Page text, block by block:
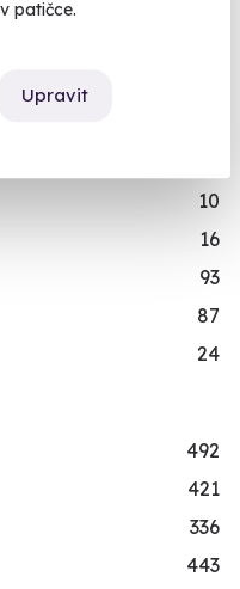
patičce.
Upravit
10
16
93
87
24
492
421
336
443